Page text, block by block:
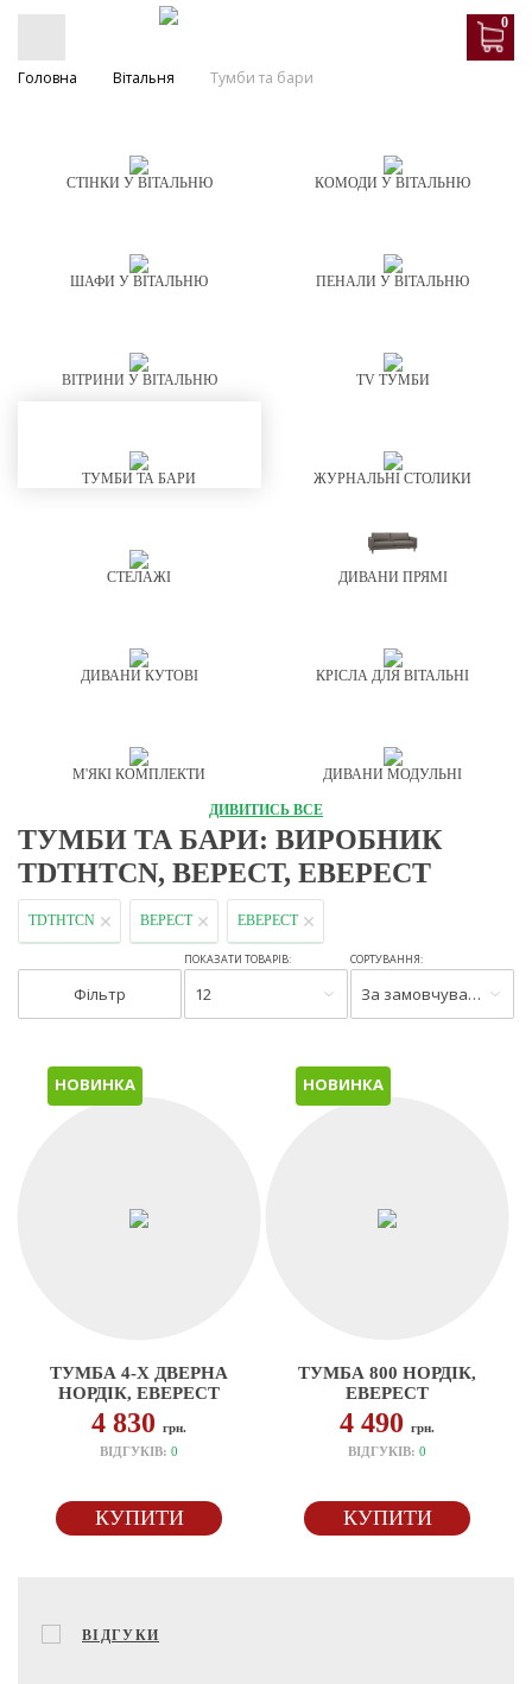
0
Головна Вітальня Тумби та бари
СТІНКИ У ВІТАЛЬНЮ КОМОДИ У ВІТАЛЬНЮ
ШАФИ У ВІТАЛЬНЮ ПЕНАЛИ У ВІТАЛЬНЮ
ВІТРИНИ У ВІТАЛЬНЮ TV ТУМБИ
ТУМБИ ТА БАРИ ЖУРНАЛЬНІ СТОЛИКИ
СТЕЛАЖІ ДИВАНИ ПРЯМІ
ДИВАНИ КУТОВІ КРІСЛА ДЛЯ ВІТАЛЬНІ
М'ЯКІ КОМПЛЕКТИ ДИВАНИ МОДУЛЬНІ
ДИВИТИСЬ ВСЕ
ТУМБИ ТА БАРИ: ВИРОБНИК
TDTHTCN, ВЕРЕСТ, ЕВЕРЕСТ
TDTHTCN ВЕРЕСТ ЕВЕРЕСТ
Фільтр
ПОКАЗАТИ ТОВАРІВ:
12
СОРТУВАННЯ:
За замовчуванням
НОВИНКА
ТУМБА 4-Х ДВЕРНА
НОРДІК, ЕВЕРЕСТ
4 830грн.
ВІДГУКІВ:0
КУПИТИ
НОВИНКА
ТУМБА 800 НОРДІК,
ЕВЕРЕСТ
4 490грн.
ВІДГУКІВ:0
КУПИТИ
ВІДГУКИ